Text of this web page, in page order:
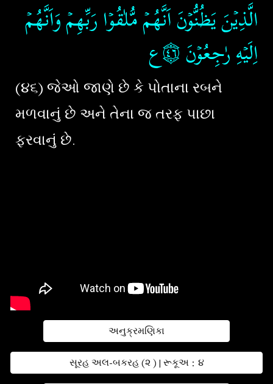
الَّذِيۡنَ يَظُنُّوۡنَ اَنَّهُمۡ مُّلٰقُوۡا رَبِّهِمۡ وَاَنَّهُمۡ
اِلَيۡهِ رٰجِعُوۡنَ‏۝٤ع
(૪૬)જેઓ જાણે છે કે પોતાના રબને
મળવાનું છે અને તેના જ તરફ પાછા
ફરવાનું છે.
અનુક્રમણિકા
સૂરહ અલ-બકરહ (૨ ) | રૂકૂઅ : ૪